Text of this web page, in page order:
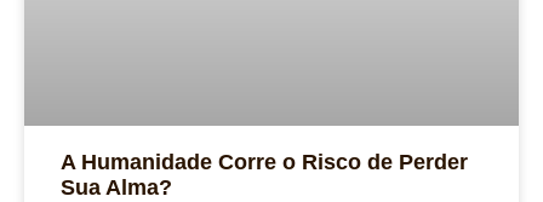
A Humanidade Corre o Risco de Perder
Sua Alma?